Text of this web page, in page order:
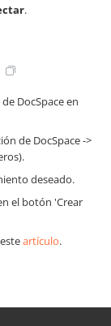
.
DocSpace en
de DocSpace ->
deseado.
el botón 'Crear
artículo.